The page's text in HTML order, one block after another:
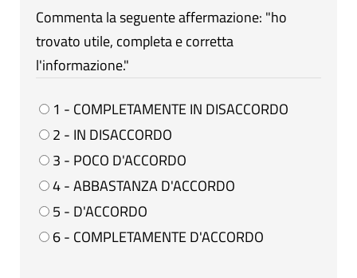
Commenta la seguente affermazione: "ho
trovato utile, completa e corretta
l'informazione."
1 - COMPLETAMENTE IN DISACCORDO
2 - IN DISACCORDO
3 - POCO D'ACCORDO
4 - ABBASTANZA D'ACCORDO
5 - D'ACCORDO
6 - COMPLETAMENTE D'ACCORDO